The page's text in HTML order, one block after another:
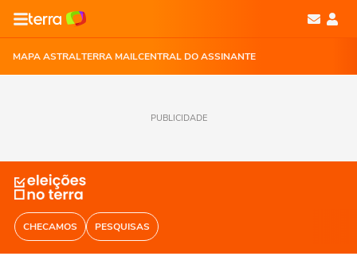
MAPA ASTRALTERRA MAILCENTRAL DO ASSINANTE
PUBLICIDADE
CHECAMOS PESQUISAS